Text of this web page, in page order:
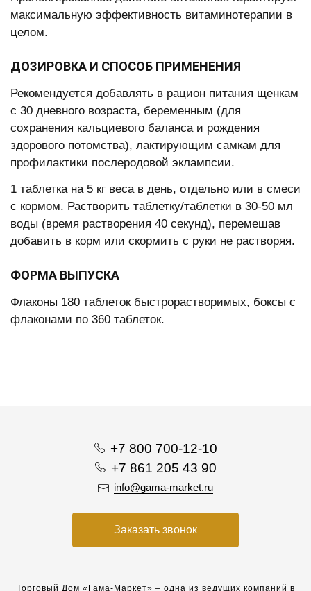
максимальную эффективность витаминотерапии в
целом.
ДОЗИРОВКА И СПОСОБ ПРИМЕНЕНИЯ
Рекомендуется добавлять в рацион питания щенкам
с 30 дневного возраста, беременным (для
сохранения кальциевого баланса и рождения
здорового потомства), лактирующим самкам для
профилактики послеродовой эклампсии.
1 таблетка на 5 кг веса в день, отдельно или в смеси
с кормом. Растворить таблетку/таблетки в 30-50 мл
воды (время растворения 40 секунд), перемешав
добавить в корм или скормить с руки не растворяя.
ФОРМА ВЫПУСКА
Флаконы 180 таблеток быстрорастворимых, боксы с
флаконами по 360 таблеток.
+7 800 700-12-10
+7 861 205 43 90
info@gama-market.ru
Заказать звонок
Торговый Дом «Гама-Маркет» – одна из ведущих компаний в